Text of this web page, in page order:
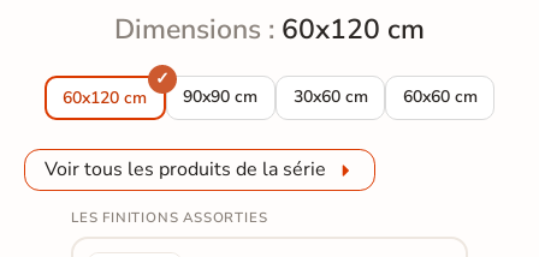
Dimensions : 60x120 cm
60x120 cm 90x90 cm
Carrelage sol effet Travertin Panarea perle
30x60 cm
Carrelage sol effet Travertin
60x60 cm
Carrelage sol
Voir tous les produits de la série
LES FINITIONS ASSORTIES